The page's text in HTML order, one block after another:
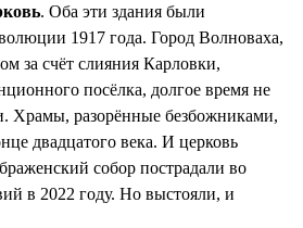
. Оба эти здания были
1917 года. Город Волноваха,
за счёт слияния Карловки,
посёлка, долгое время не
Храмы, разорённые безбожниками,
двадцатого века. И церковь
собор пострадали во
в 2022 году. Но выстояли, и